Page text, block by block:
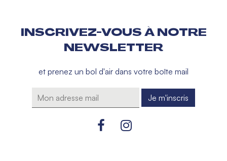
INSCRIVEZ-VOUS À NOTRE
NEWSLETTER
et prenez un bol d'air dans votre boîte mail